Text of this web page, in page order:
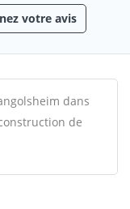
votre avis
dans
de